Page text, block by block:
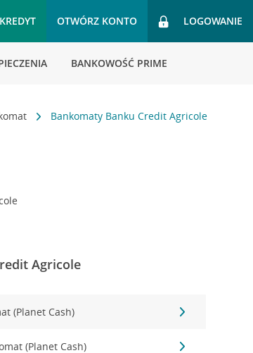
OTWÓRZ KONTO LOGOWANIE
BANKOWOŚĆ PRIME
Bankomaty Banku Credit Agricole
Agricole
(Planet Cash)
(Planet Cash)